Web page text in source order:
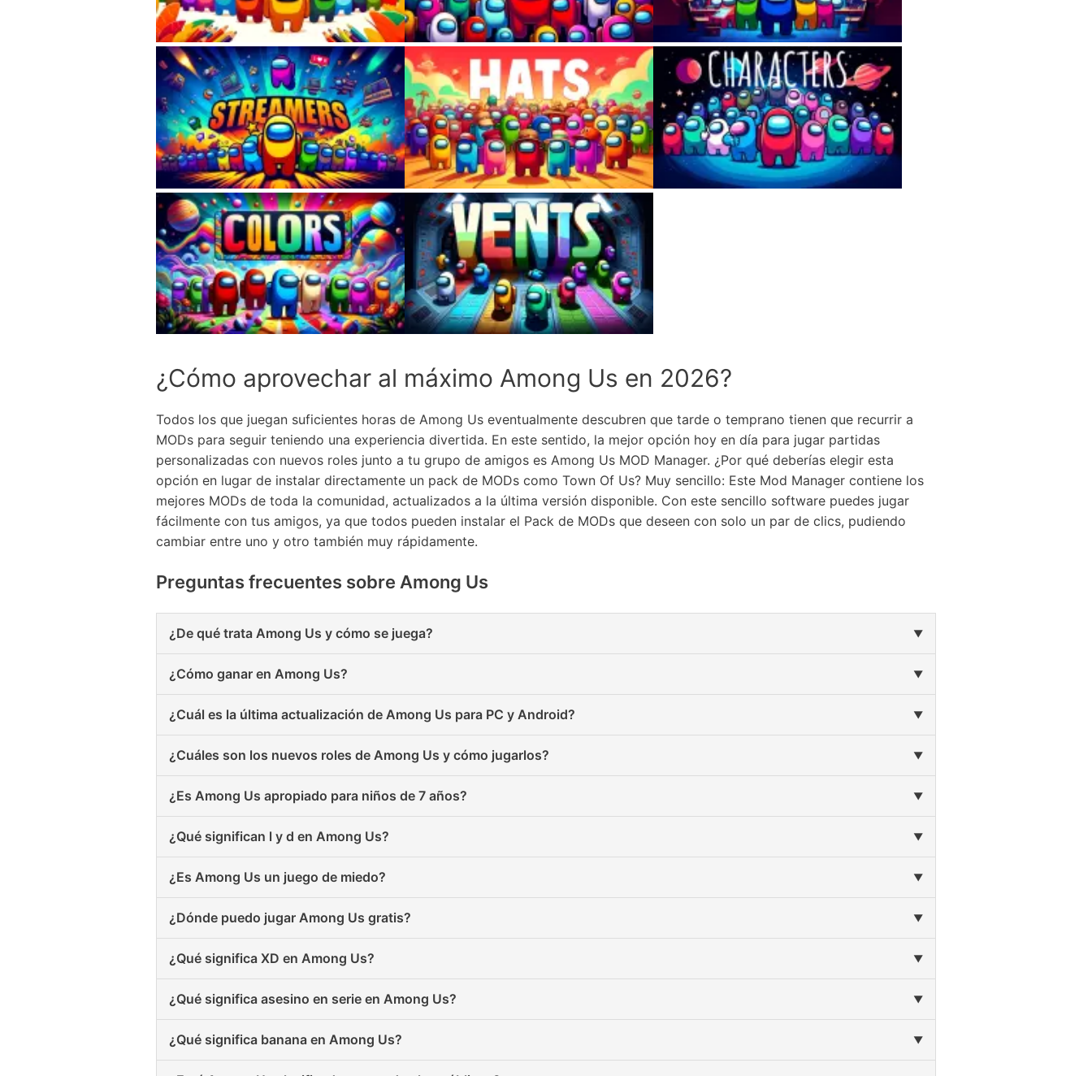
¿Cómo aprovechar al máximo Among Us en 2026?
Todos los que juegan suficientes horas de Among Us eventualmente descubren que tarde o temprano tienen que recurrir a
MODs para seguir teniendo una experiencia divertida. En este sentido, la mejor opción hoy en día para jugar partidas
personalizadas con nuevos roles junto a tu grupo de amigos es Among Us MOD Manager. ¿Por qué deberías elegir esta
opción en lugar de instalar directamente un pack de MODs como Town Of Us? Muy sencillo: Este Mod Manager contiene los
mejores MODs de toda la comunidad, actualizados a la última versión disponible. Con este sencillo software puedes jugar
fácilmente con tus amigos, ya que todos pueden instalar el Pack de MODs que deseen con solo un par de clics, pudiendo
cambiar entre uno y otro también muy rápidamente.
Preguntas frecuentes sobre Among Us
¿De qué trata Among Us y cómo se juega?
¿Cómo ganar en Among Us?
¿Cuál es la última actualización de Among Us para PC y Android?
¿Cuáles son los nuevos roles de Among Us y cómo jugarlos?
¿Es Among Us apropiado para niños de 7 años?
¿Qué significan l y d en Among Us?
¿Es Among Us un juego de miedo?
¿Dónde puedo jugar Among Us gratis?
¿Qué significa XD en Among Us?
¿Qué significa asesino en serie en Among Us?
¿Qué significa banana en Among Us?